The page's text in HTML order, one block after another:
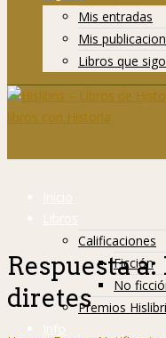
Mis entradas
Mis
Libros que sigo
Inicio
Libros
Calificaciones
Ficción
No
Premios
Info
Respuesta
diretes